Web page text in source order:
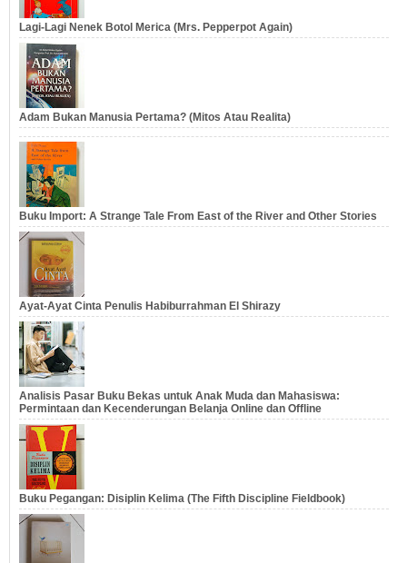
Lagi-Lagi Nenek Botol Merica (Mrs. Pepperpot Again)
Adam Bukan Manusia Pertama? (Mitos Atau Realita)
Buku Import: A Strange Tale From East of the River and Other Stories
Ayat-Ayat Cinta Penulis Habiburrahman El Shirazy
Analisis Pasar Buku Bekas untuk Anak Muda dan Mahasiswa:
Permintaan dan Kecenderungan Belanja Online dan Offline
Buku Pegangan: Disiplin Kelima (The Fifth Discipline Fieldbook)